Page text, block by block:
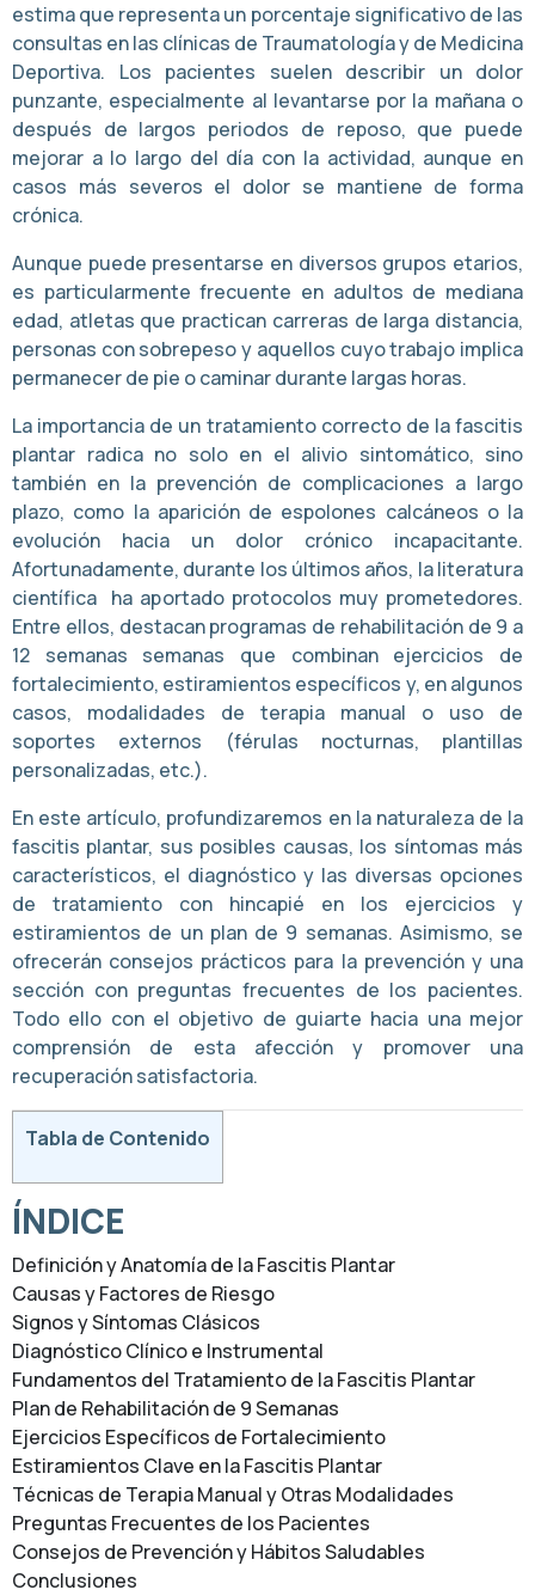
estima que representa un porcentaje significativo de las
consultas en las clínicas de Traumatología y de Medicina
Deportiva. Los pacientes suelen describir un dolor
punzante, especialmente al levantarse por la mañana o
después de largos periodos de reposo, que puede
mejorar a lo largo del día con la actividad, aunque en
casos más severos el dolor se mantiene de forma
crónica.
Aunque puede presentarse en diversos grupos etarios,
es particularmente frecuente en adultos de mediana
edad, atletas que practican carreras de larga distancia,
personas con sobrepeso y aquellos cuyo trabajo implica
permanecer de pie o caminar durante largas horas.
La importancia de un tratamiento correcto de la fascitis
plantar radica no solo en el alivio sintomático, sino
también en la prevención de complicaciones a largo
plazo, como la aparición de espolones calcáneos o la
evolución hacia un dolor crónico incapacitante.
Afortunadamente, durante los últimos años, la literatura
científica ha aportado protocolos muy prometedores.
Entre ellos, destacan programas de rehabilitación de 9 a
12 semanas semanas que combinan ejercicios de
fortalecimiento, estiramientos específicos y, en algunos
casos, modalidades de terapia manual o uso de
soportes externos (férulas nocturnas, plantillas
personalizadas, etc.).
En este artículo, profundizaremos en la naturaleza de la
fascitis plantar, sus posibles causas, los síntomas más
característicos, el diagnóstico y las diversas opciones
de tratamiento con hincapié en los ejercicios y
estiramientos de un plan de 9 semanas. Asimismo, se
ofrecerán consejos prácticos para la prevención y una
sección con preguntas frecuentes de los pacientes.
Todo ello con el objetivo de guiarte hacia una mejor
comprensión de esta afección y promover una
recuperación satisfactoria.
Tabla de Contenido
ÍNDICE
Definición y Anatomía de la Fascitis Plantar
Causas y Factores de Riesgo
Signos y Síntomas Clásicos
Diagnóstico Clínico e Instrumental
Fundamentos del Tratamiento de la Fascitis Plantar
Plan de Rehabilitación de 9 Semanas
Ejercicios Específicos de Fortalecimiento
Estiramientos Clave en la Fascitis Plantar
Técnicas de Terapia Manual y Otras Modalidades
Preguntas Frecuentes de los Pacientes
Consejos de Prevención y Hábitos Saludables
Conclusiones